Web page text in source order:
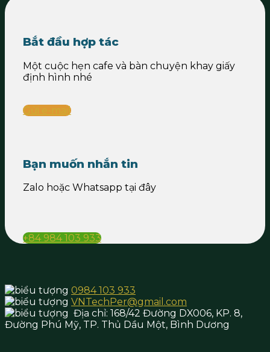
Bắt đầu hợp tác
Một cuộc hẹn cafe và bàn chuyện khay giấy
định hình nhé
Gửi e-mail
Bạn muốn nhắn tin
Zalo hoặc Whatsapp tại đây
+84 984 103 933
0984 103 933
VNTechPer@gmail.com
Địa chỉ: 168/42 Đường DX006, KP. 8,
Đường Phú Mỹ, TP. Thủ Dầu Một, Bình Dương